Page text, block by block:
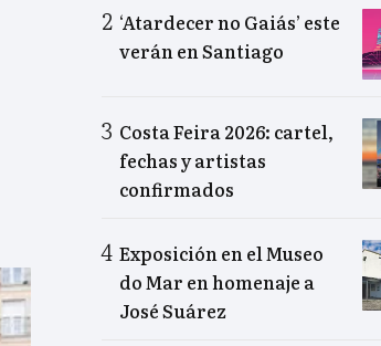
‘Atardecer no Gaiás’ este
verán en Santiago
Costa Feira 2026: cartel,
fechas y artistas
confirmados
Exposición en el Museo
do Mar en homenaje a
José Suárez